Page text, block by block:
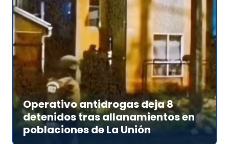
Operativo antidrogas deja 8
detenidos tras allanamientos en
poblaciones de La Unión